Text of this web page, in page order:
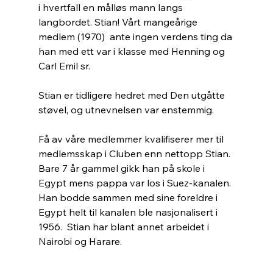
i hvertfall en målløs mann langs
langbordet. Stian! Vårt mangeårige
medlem (1970)  ante ingen verdens ting da
han med ett var i klasse med Henning og
Carl Emil sr.
Stian er tidligere hedret med Den utgåtte
støvel, og utnevnelsen var enstemmig.
Få av våre medlemmer kvalifiserer mer til
medlemsskap i Cluben enn nettopp Stian.
Bare 7 år gammel gikk han på skole i
Egypt mens pappa var los i Suez-kanalen.
Han bodde sammen med sine foreldre i
Egypt helt til kanalen ble nasjonalisert i
1956.  Stian har blant annet arbeidet i
Nairobi og Harare.